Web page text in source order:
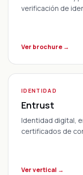
verificación de
Ver brochure →
IDENTIDAD
Entrust
Identidad digital,
certificados de
Ver vertical →